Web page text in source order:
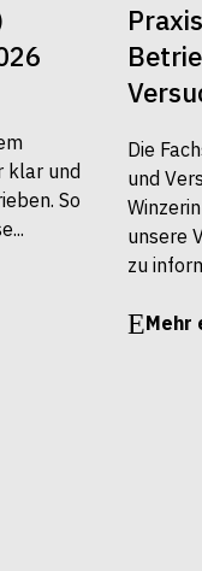
klar und
So
Die
und
unsere
zu
Mehr